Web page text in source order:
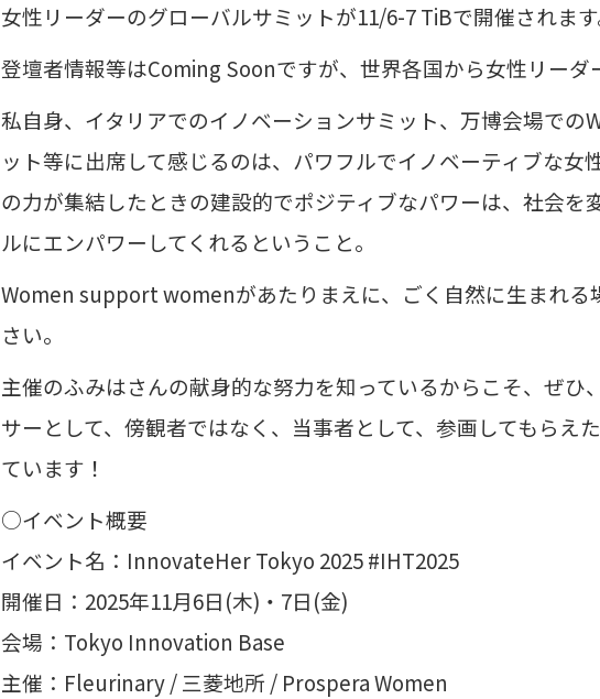
女性リーダーのグローバルサミットが11/6-7 TiBで開催されます
登壇者情報等はComing Soonですが、世界各国から女性リーダ
私自身、イタリアでのイノベーションサミット、万博会場での
ット等に出席して感じるのは、パワフルでイノベーティブな女
の力が集結したときの建設的でポジティブなパワーは、社会を
ルにエンパワーしてくれるということ。
Women support womenがあたりまえに、ごく自然に生まれる
さい。
主催のふみはさんの献身的な努力を知っているからこそ、ぜひ
サーとして、傍観者ではなく、当事者として、参画してもらえ
ています！
○イベント概要
イベント名：InnovateHer Tokyo 2025 #IHT2025
開催日：2025年11月6日(木)・7日(金)
会場：Tokyo Innovation Base
主催：Fleurinary / 三菱地所 / Prospera Women